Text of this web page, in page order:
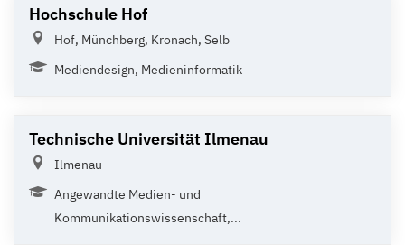
Hochschule Hof
Hof, Münchberg, Kronach, Selb
Mediendesign, Medieninformatik
Technische Universität Ilmenau
Ilmenau
Angewandte Medien- und
Kommunikationswissenschaft,...